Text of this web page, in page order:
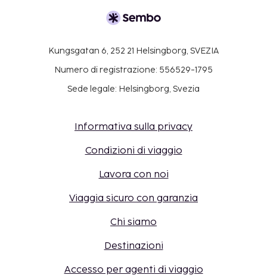
Kungsgatan 6, 252 21 Helsingborg, SVEZIA
Numero di registrazione: 556529-1795
Sede legale: Helsingborg, Svezia
Informativa sulla privacy
Condizioni di viaggio
Lavora con noi
Viaggia sicuro con garanzia
Chi siamo
Destinazioni
Accesso per agenti di viaggio